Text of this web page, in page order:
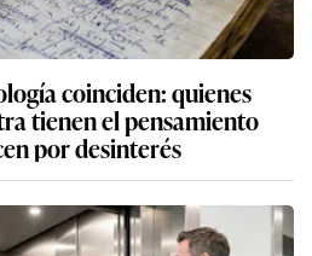
coinciden: quienes
tienen el pensamiento
por desinterés